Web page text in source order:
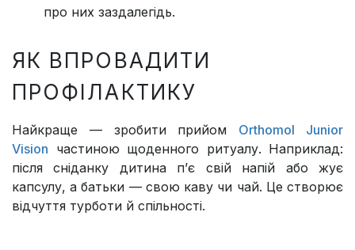
про них заздалегідь.
ЯК ВПРОВАДИТИ
ПРОФІЛАКТИКУ
Найкраще — зробити прийом Orthomol Junior
Vision частиною щоденного ритуалу. Наприклад:
після сніданку дитина п’є свій напій або жує
капсулу, а батьки — свою каву чи чай. Це створює
відчуття турботи й спільності.